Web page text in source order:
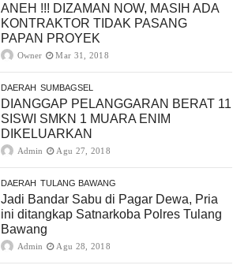
ANEH !!! DIZAMAN NOW, MASIH ADA
KONTRAKTOR TIDAK PASANG
PAPAN PROYEK
Owner Mar 31, 2018
DAERAH SUMBAGSEL
DIANGGAP PELANGGARAN BERAT 11
SISWI SMKN 1 MUARA ENIM
DIKELUARKAN
Admin Agu 27, 2018
DAERAH TULANG BAWANG
Jadi Bandar Sabu di Pagar Dewa, Pria
ini ditangkap Satnarkoba Polres Tulang
Bawang
Admin Agu 28, 2018